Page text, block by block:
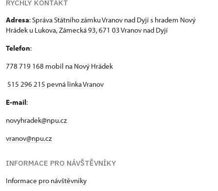
Inhaber der freien Eintrittskarte
kostenlos
Eintrittskarte
RYCHLÝ KONTAKT
Adresa: Správa Státního zámku Vranov nad Dyjí s hradem Nový
Hrádek u Lukova, Zámecká 93, 671 03 Vranov nad Dyjí
Telefon:
778 719 168 mobil na Nový Hrádek
515 296 215 pevná linka Vranov
E-mail:
novyhradek@npu.cz
vranov@npu.cz
INFORMACE PRO NÁVŠTĚVNÍKY
Informace pro návštěvníky